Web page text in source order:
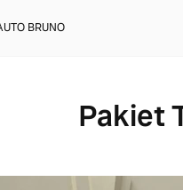
BRUNO
Pakiet